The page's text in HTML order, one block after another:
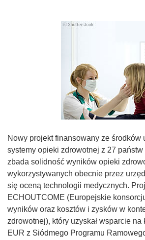
Nowy projekt finansowany ze środków
systemy opieki zdrowotnej z 27 państw
zbada solidność wyników opieki
wykorzystywanych obecnie przez
się oceną technologii medycznych.
ECHOUTCOME (Europejskie
wyników oraz kosztów i zysków w
zdrowotnej), który uzyskał wsparcie na
EUR z Siódmego Programu